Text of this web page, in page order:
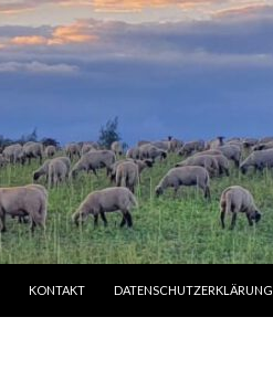
KONTAKT DATENSCHUTZERKLÄRUNG